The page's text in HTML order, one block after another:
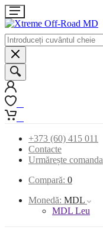
+373 (60) 415 011
Contacte
Urmărește comanda
Compară: 0
Monedă: MDL
MDL Leu